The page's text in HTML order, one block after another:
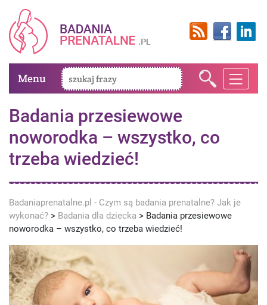
Menu
Badania przesiewowe
noworodka – wszystko, co
trzeba wiedzieć!
Badaniaprenatalne.pl - Czym są badania prenatalne? Jak je
wykonać? > Badania dla dziecka > Badania przesiewowe
noworodka – wszystko, co trzeba wiedzieć!